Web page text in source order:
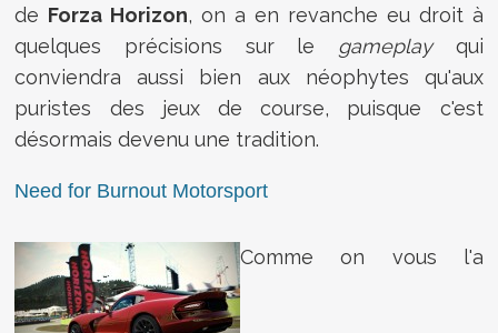
de Forza Horizon, on a en revanche eu droit à
quelques précisions sur le gameplayqui
conviendra aussi bien aux néophytes qu'aux
puristes des jeux de course, puisque c'est
désormais devenu une tradition.
Need for Burnout Motorsport
Comme on vous l'a